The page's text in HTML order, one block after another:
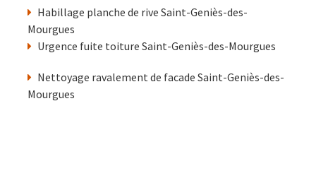
Habillage planche de rive Saint-Geniès-des-
Mourgues
Urgence fuite toiture Saint-Geniès-des-Mourgues
Nettoyage ravalement de facade Saint-Geniès-des-
Mourgues